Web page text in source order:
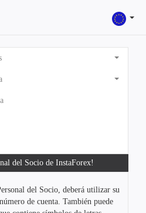
del Socio de InstaForex!
del Socio, deberá utilizar su
de cuenta. También puede